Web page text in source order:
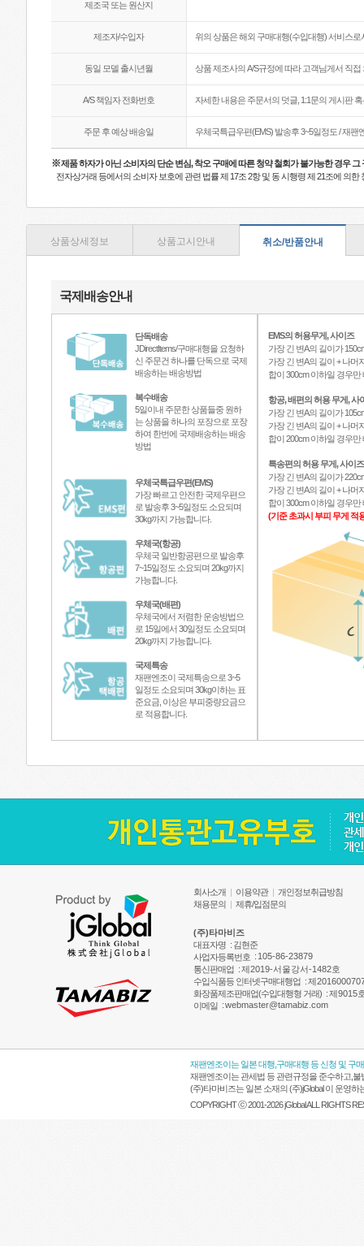
제조국 또는 원산지
제조자/수입자 위의 상품은 해외 구매대행(수입대행) 서비스로
동일 모델 출시년월 상품 제조사의 A/S규정에 따라 고객님게서 직접
A/S 책임자 전화번호 자세한 내용은 주문서의 덧글, 1:1문의 게시판
주문 후 예상 배송일 우체국특급우편(EMS) 발송후 3~5일정도 / 재
※제품 하자가 아닌 소비자의 단순 변심, 착오 구매에 따른 청약 철회가 불가능한 경우 그
전자상거래 등에서의 소비자 보호에 관련 법률 제 17조 2항 및 동 시행령 제 21조에 의
상품상세정보 상품고시안내 취소/반품안내
국제배송안내
단독배송
JDirectItems/구매대행을 요청하
신 주문건 하나를 단독으로 국제
배송하는 배송방법
복수배송
5일이내 주문한 상품들중 원하
는 상품을 하나의 포장으로 포장
하여 한번에 국제배송하는 배송
방법
우체국특급우편(EMS)
가장 빠르고 안전한 국제우편으
로 발송후 3~5일정도 소요되며
30kg까지 가능합니다.
우체국(항공)
우체국 일반항공편으로 발송후
7~15일정도 소요되며 20kg까지
가능합니다.
우체국(배편)
우체국에서 저렴한 운송방법으
로 15일에서 30일정도 소요되며
20kg까지 가능합니다.
국제특송
재팬엔조이 국제특송으로 3~5
일정도 소요되며 30kg이하는 표
준요금, 이상은 부피중량요금으
로 적용합니다.
EMS의 허용무게, 사이즈
가장 긴 변A의 길이가
가장 긴 변A의 길이 + 나머
합이 300cm 이하일 경우만
항공, 배편의 허용 무게, 사
가장 긴 변A의 길이가
가장 긴 변A의 길이 + 나머
합이 200cm 이하일 경우만
특송편의 허용 무게, 사이즈
가장 긴 변A의 길이가
가장 긴 변A의 길이 + 나머
합이 300cm 이하일 경우만
(기준 초과시 부피 무게 적
회사소개 | 이용약관 | 개인정보취급방침
채용문의 | 제휴/입점문의
(주)타마비즈
대표자명 : 김현준
사업자등록번호 : 105-86-23879
통신판매업 :제2019-서울강서-1482호
수입식품등 인터넷구매대행업 :제
화장품제조판매업(수입대행형 거래) :제9015
이메일 :webmaster@tamabiz.com
재팬엔조이는 일본 대행,구매대행 등 신청 및 구
재팬엔조이는 관세법 등 관련규정을 준수하고,
(주)타마비즈는 일본 소재의 (주)jGlobal 이 운영
COPYRIGHT ⓒ 2001-2026 jGlobal ALL RIGHTS